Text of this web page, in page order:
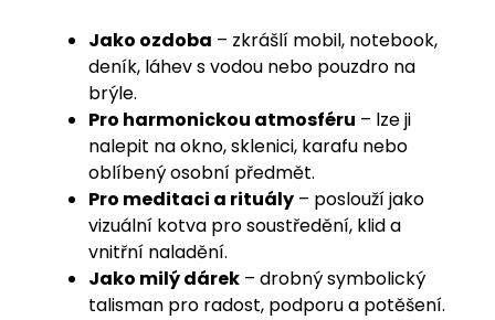
Jako ozdoba – zkrášlí mobil, notebook,
deník, láhev s vodou nebo pouzdro na
brýle.
Pro harmonickou atmosféru – lze ji
nalepit na okno, sklenici, karafu nebo
oblíbený osobní předmět.
Pro meditaci a rituály – poslouží jako
vizuální kotva pro soustředění, klid a
vnitřní naladění.
Jako milý dárek – drobný symbolický
talisman pro radost, podporu a potěšení.